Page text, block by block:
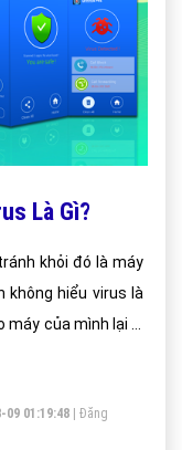
Là Gì?
khỏi đó là máy
không hiểu virus là
của mình lại bị
09 01:19:48
Đăng